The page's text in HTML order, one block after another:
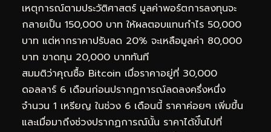
เหตุการณ์ตามประวัติศาสตร์ มูลค่าพอร์ตการลงทุนจะ
กลายเป็น 150,000 บาท ให้ผลตอบแทนกำไร 50,000
บาท แต่หากราคาปรับลด 20% จะเหลือมูลค่า 80,000
บาท ขาดทุน 20,000 บาททันที
สมมติว่าคุณซื้อ Bitcoin เมื่อราคาอยู่ที่ 30,000
ดอลลาร์ 6 เดือนก่อนปรากฏการณ์ลดลงครึ่งหนึ่ง
จำนวน 1 เหรียญ ในช่วง 6 เดือนนี้ ราคาค่อยๆ เพิ่มขึ้น
และเมื่อมาถึงช่วงปรากฏการณ์นั้น ราคาได้ข้ึนไปที่